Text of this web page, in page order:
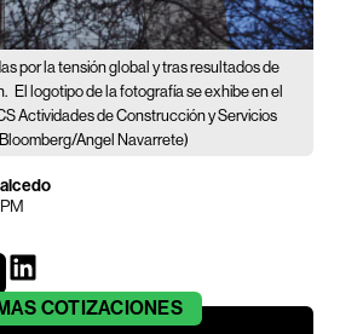
por la tensión global y tras resultados de
El logotipo de la fotografía se exhibe en el
Actividades de Construcción y Servicios
Angel Navarrete)
COTIZACIONES